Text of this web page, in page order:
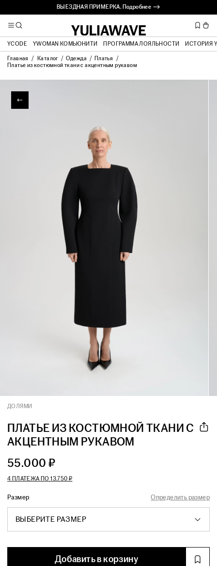
ВЫЕЗДНАЯ ПРИМЕРКА. Подробнее ⟶
YCODE YWOMAN КОМЬЮНИТИ ПРОГРАММА ЛОЯЛЬНОСТИ ИСТОРИЯ
Главная Каталог Одежда
Платья
Платье из костюмной ткани с акцентным рукавом
ДОЛЯМИ
ПЛАТЬЕ ИЗ КОСТЮМНОЙ ТКАНИ С
АКЦЕНТНЫМ РУКАВОМ
55.000 ₽
4 ПЛАТЕЖА ПО13.750 ₽
Размер Определить размер
ВЫБЕРИТЕ РАЗМЕР
Добавить в корзину